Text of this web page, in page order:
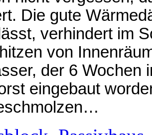
Die gute
verhindert im
von
der 6 Wochen
eingebaut